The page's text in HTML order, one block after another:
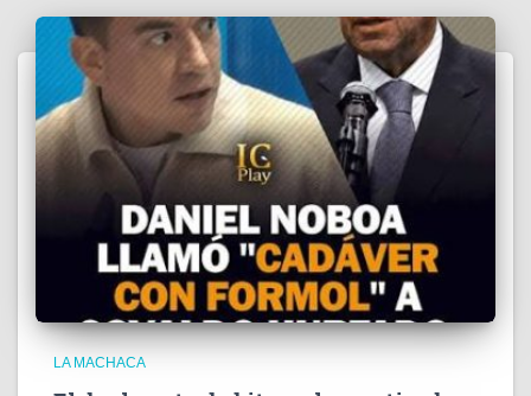
LA MACHACA